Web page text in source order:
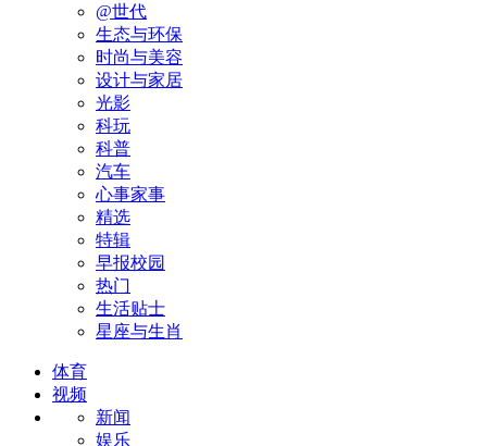
@世代
生态与环保
时尚与美容
设计与家居
光影
科玩
科普
汽车
心事家事
精选
特辑
早报校园
热门
生活贴士
星座与生肖
体育
视频
新闻
娱乐